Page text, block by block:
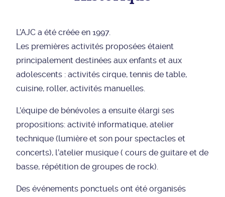
L’AJC a été créée en 1997.
Les premières activités proposées étaient
principalement destinées aux enfants et aux
adolescents : activités cirque, tennis de table,
cuisine, roller, activités manuelles.
L’équipe de bénévoles a ensuite élargi ses
propositions: activité informatique, atelier
technique (lumière et son pour spectacles et
concerts), l’atelier musique ( cours de guitare et de
basse, répétition de groupes de rock).
Des événements ponctuels ont été organisés